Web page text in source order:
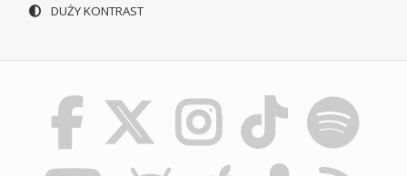
DUŻY KONTRAST